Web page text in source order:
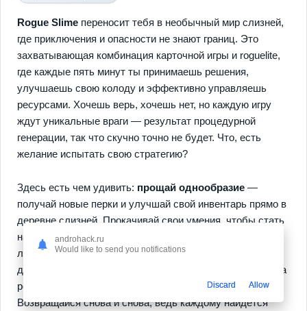
Rogue Slime переносит тебя в необычный мир слизней,
где приключения и опасности не знают границ. Это
захватывающая комбинация карточной игры и roguelite,
где каждые пять минут ты принимаешь решения,
улучшаешь свою колоду и эффективно управляешь
ресурсами. Хочешь верь, хочешь нет, но каждую игру
ждут уникальные враги — результат процедурной
генерации, так что скучно точно не будет. Что, есть
желание испытать свою стратегию?
Здесь есть чем удивить: прощай однообразие —
получай новые перки и улучшай свой инвентарь прямо в
деревне слизней. Прокачивай свои умения, чтобы стать
настоящим мастером всех карт и испытаний. А знаешь
ли ты, каково это — оказаться на невероятно
детализированной карте с мощными противниками? О, а
режим без интернета — идеально для поездки в метро.
Возвращайся снова и снова, ведь каждому найдется
androhack.ru
Would like to send you notifications
Discard Allow